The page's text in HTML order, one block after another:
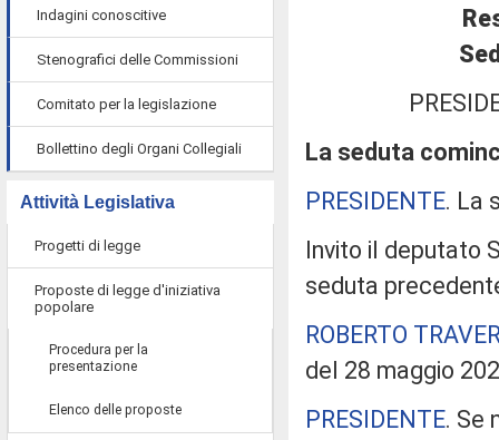
Indagini conoscitive
Stenografici delle Commissioni
Comitato per la legislazione
Bollettino degli Organi Collegiali
Attività Legislativa
Progetti di legge
Proposte di legge d'iniziativa
popolare
Procedura per la
presentazione
Elenco delle proposte
La seduta
PRESIDENTE. La
Invito il deputato
seduta
ROBERTO
del 28 maggio
PRESIDENTE. Se